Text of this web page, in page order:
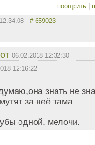
поощрить
# 659023
от 06.02.2018 12:32:30
12:16:22
знать не
за неё тама
одной. мелочи.